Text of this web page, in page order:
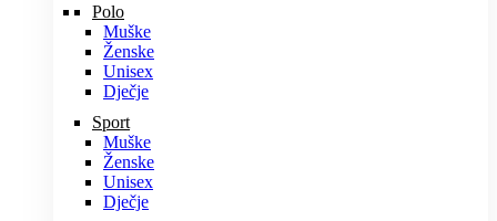
Polo
Muške
Ženske
Unisex
Dječje
Sport
Muške
Ženske
Unisex
Dječje